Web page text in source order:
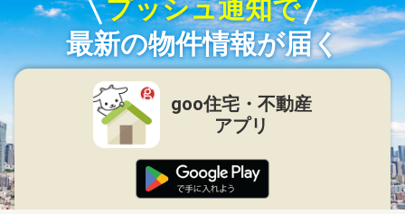
プッシュ通知で
最新の物件情報が届く
goo住宅・不動産
アプリ